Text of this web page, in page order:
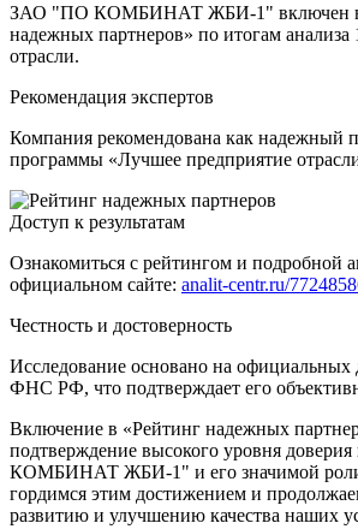
ЗАО "ПО КОМБИНАТ ЖБИ-1" включен в
надежных партнеров» по итогам анализа
отрасли.
Рекомендация экспертов
Компания рекомендована как надежный
программы «Лучшее предприятие
Доступ к результатам
Ознакомиться с рейтингом и подробной
официальном сайте: analit-centr.ru/
Честность и достоверность
Исследование основано на официальных
ФНС РФ, что подтверждает его
Включение в «Рейтинг надежных
подтверждение высокого уровня
КОМБИНАТ ЖБИ-1" и его значимой
гордимся этим достижением и
развитию и улучшению качества наших